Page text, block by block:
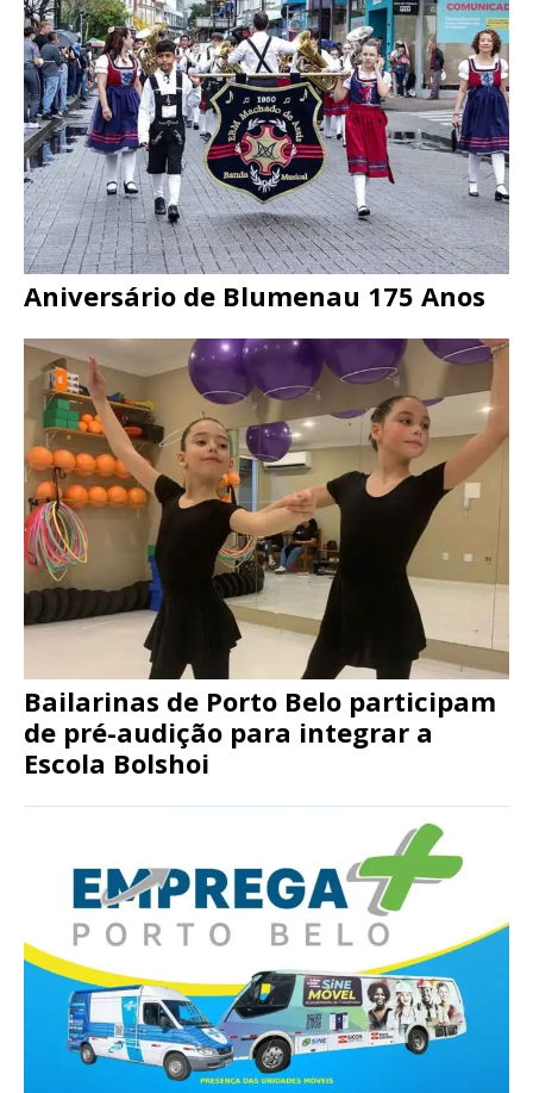
Aniversário de Blumenau 175 Anos
Bailarinas de Porto Belo participam
de pré-audição para integrar a
Escola Bolshoi